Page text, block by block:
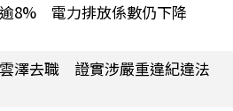
8% 電力排放係數仍下降
澤去職 證實涉嚴重違紀違法